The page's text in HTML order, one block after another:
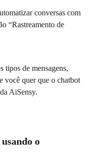
conversas com
“Rastreamento de
tipos de mensagens,
você quer que o chatbot
AiSensy.
o